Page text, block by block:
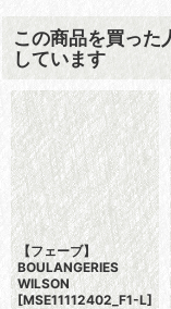
この商品を買った
しています
【フェーブ】
BOULANGERIES
WILSON
[MSE11112402_F1-L]